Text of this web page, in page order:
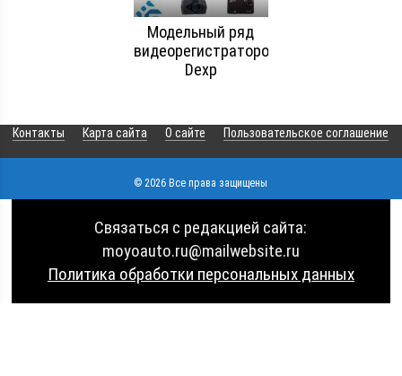
Модельный ряд
видеорегистраторов
Dexp
Контакты Карта сайта О сайте Пользовательское соглашение
© 2026 Все права защищены
Связаться с редакцией сайта:
moyoauto.ru@mailwebsite.ru
Политика обработки персональных данных